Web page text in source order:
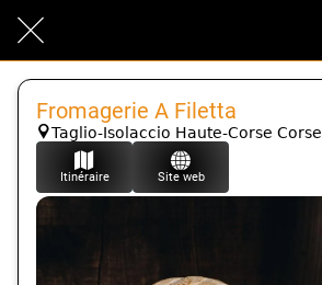
Fromagerie A Filetta
Taglio-Isolaccio Haute-Corse Corse
Itinéraire Site web